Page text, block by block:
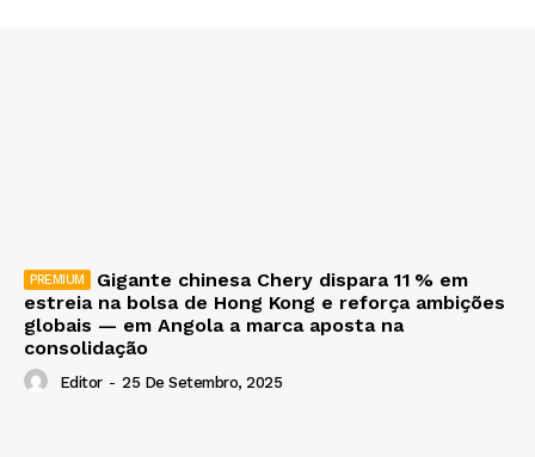
Gigante chinesa Chery dispara 11 % em
estreia na bolsa de Hong Kong e reforça ambições
globais — em Angola a marca aposta na
consolidação
Editor - 25 De Setembro, 2025